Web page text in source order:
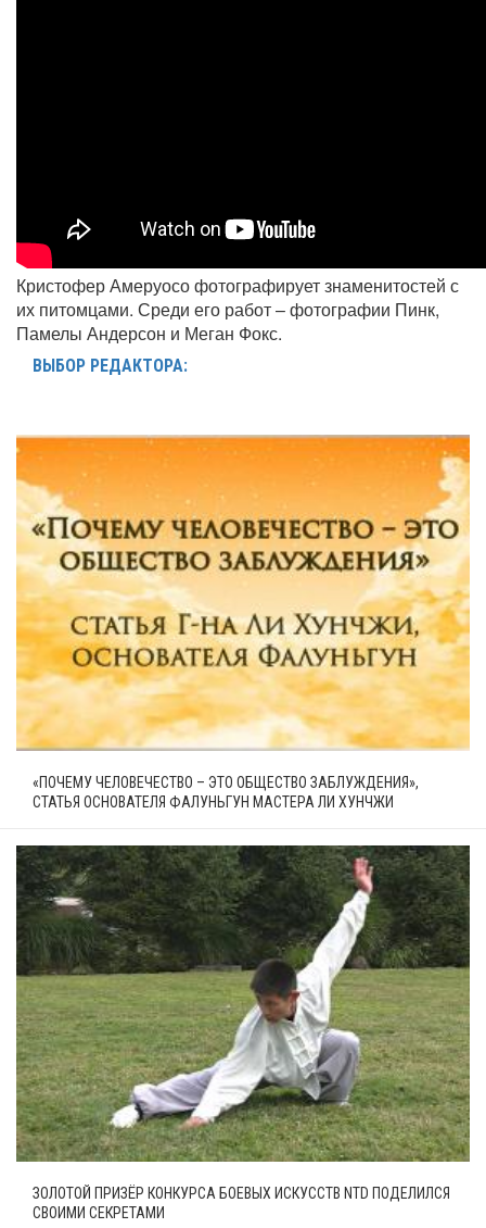
Кристофер Амеруосо фотографирует знаменитостей с
их питомцами. Среди его работ – фотографии Пинк,
Памелы Андерсон и Меган Фокс.
ВЫБОР РЕДАКТОРА:
«ПОЧЕМУ ЧЕЛОВЕЧЕСТВО – ЭТО ОБЩЕСТВО ЗАБЛУЖДЕНИЯ»,
СТАТЬЯ ОСНОВАТЕЛЯ ФАЛУНЬГУН МАСТЕРА ЛИ ХУНЧЖИ
ЗОЛОТОЙ ПРИЗЁР КОНКУРСА БОЕВЫХ ИСКУССТВ NTD ПОДЕЛИЛСЯ
СВОИМИ СЕКРЕТАМИ